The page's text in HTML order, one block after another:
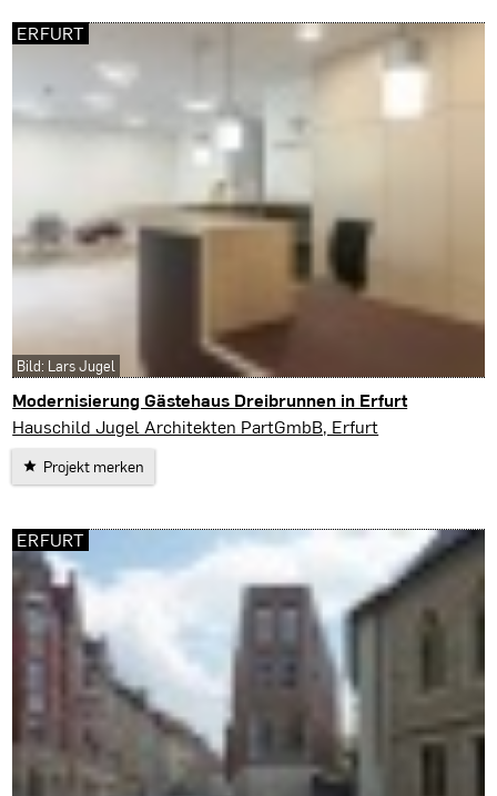
Modernisierung Gästehaus Dreibrunnen in Erfurt
Erfurt
Hauschild Jugel Architekten PartGmbB, Erfurt
Projekt merken
ERFURT
Bild: Lars Jugel
ERFURT